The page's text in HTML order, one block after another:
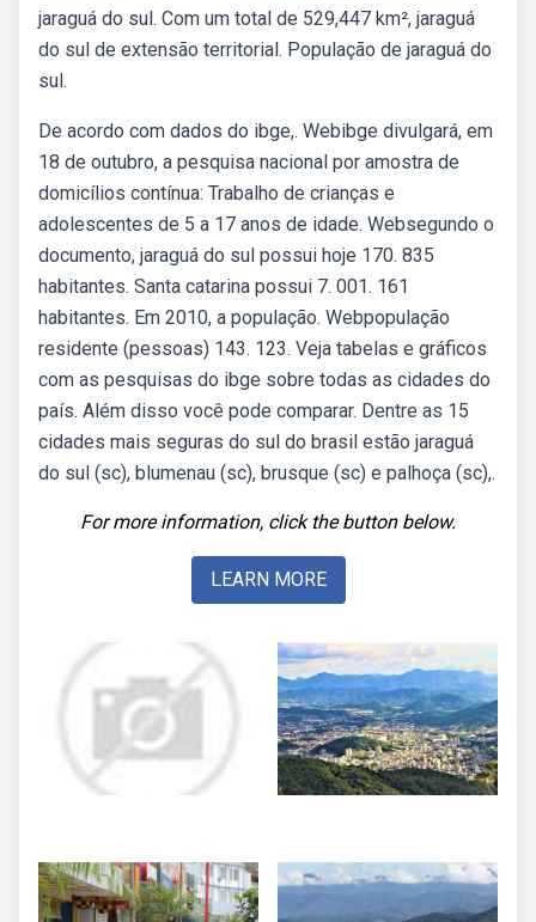
jaraguá do sul. Com um total de 529,447 km², jaraguá
do sul de extensão territorial. População de jaraguá do
sul.
De acordo com dados do ibge,. Webibge divulgará, em
18 de outubro, a pesquisa nacional por amostra de
domicílios contínua: Trabalho de crianças e
adolescentes de 5 a 17 anos de idade. Websegundo o
documento, jaraguá do sul possui hoje 170. 835
habitantes. Santa catarina possui 7. 001. 161
habitantes. Em 2010, a população. Webpopulação
residente (pessoas) 143. 123. Veja tabelas e gráficos
com as pesquisas do ibge sobre todas as cidades do
país. Além disso você pode comparar. Dentre as 15
cidades mais seguras do sul do brasil estão jaraguá
do sul (sc), blumenau (sc), brusque (sc) e palhoça (sc),.
For more information, click the button below.
LEARN MORE